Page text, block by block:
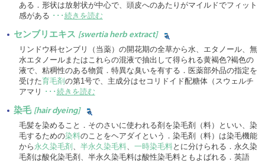
ある．形状は放射状が中心で、頭皮へのあたりがマイルドでフィット
感がある ･･･ 続きを読む
センブリエキス [swertia herb extract]
リンドウ科センブリ（当薬）の開花期の全草から水、エタノール、無
水エタノールまたはこれらの混液で抽出して得られる黄褐色?褐色の
液で、粘稠性のある物質．特異な臭いを有する．医薬部外品の指定を
受けた育毛剤 の第1号で、主成分はセコリドイド配糖体（スウェルチ
アマリ ･･･ 続きを読む
染毛 [hair dyeing]
毛髪を染めること．そのさいに使われる剤を染毛剤（料）といい、染
毛するための染料のことをヘアダイという．染毛剤（料）は染毛機能
から永久染毛剤 半永久染毛料、 一時染毛料とに分けられる．永久染
毛剤は酸化染毛剤、半永久染毛料は酸性染毛料ともよばれる．英語